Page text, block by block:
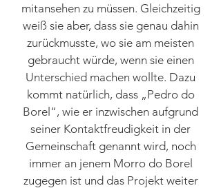
mitansehen zu müssen. Gleichzeitig
weiß sie aber, dass sie genau dahin
zurückmusste, wo sie am meisten
gebraucht würde, wenn sie einen
Unterschied machen wollte. Dazu
kommt natürlich, dass „Pedro do
Borel“, wie er inzwischen aufgrund
seiner Kontaktfreudigkeit in der
Gemeinschaft genannt wird, noch
immer an jenem Morro do Borel
zugegen ist und das Projekt weiter